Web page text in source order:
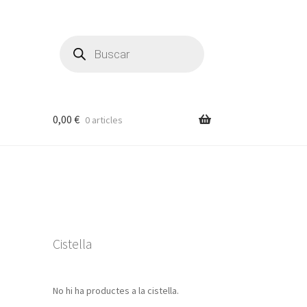
search
0,00 € 0 articles
Cistella
No hi ha productes a la cistella.